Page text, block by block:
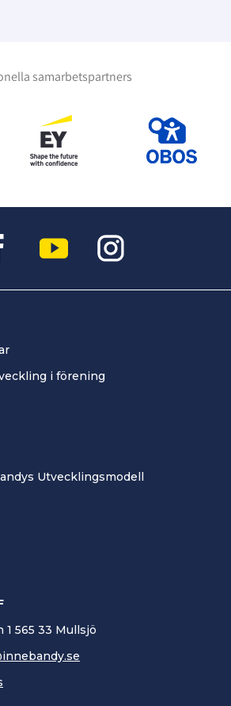
samarbetspartners
i förening
Utvecklingsmodell
1 565 33 Mullsjö